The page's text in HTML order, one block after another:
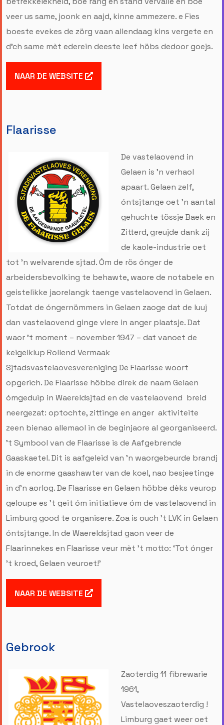
veer us same, joonk en aajd, kinne ammezere. e Fies
boeste evekes de zörg vaan allendaag kins vergete en
d’ch same mèt ederein deeste leef höbs dedoor goejs.
NAAR DE WEBSITE
Flaarisse
De vastelaovend in
Gelaen is ’n verhaol
apaart. Gelaen zelf,
óntsjtange oet ’n aantal
gehuchte tössje Baek en
Zitterd, greujde dank zij
de kaole-industrie oet
tot ’n welvarende sjtad. Óm de rös ónger de
arbeidersbevolking te behawte, waore de notabele en
geistelikke jaorelangk taenge vastelaovend in Gelaen.
Totdat de óngernömmers in Gelaen zaoge dat de luuj
dan vastelaovend ginge viere in anger plaatsje. Dat
waor ’t moment – november 1947 – dat vanoet de
keigelklup Rollend Vermaak
Sjtadsvastelaovesvereniging De Flaarisse woort
opgerich. De Flaarisse höbbe direk de naam Gelaen
ómgeduip in Waereldsjtad en de vastelaovend breid
neergezat: optochte, zittinge en anger aktiviteite
zeen bienao allemaol in de beginjaore al georganiseerd.
’t Symbool van de Flaarisse is de Aafgebrende
Gaaskaetel. Dit is aafgeleid van ’n waorgebeurde brandj
in de enorme gaashawter van de koel, nao besjeetinge
in d’n aorlog. De Flaarisse en Gelaen höbbe dèks veurop
geloupe es ’t geit óm initiatieve óm de vastelaovend in
Limburg good te organisere. Zoa is ouch ’t LVK in Gelaen
óntsjtange. In de Waereldsjtad gaon veer de
Flaarinnekes en Flaarisse veur mèt ’t motto: ‘Tot ónger
’t kroed, Gelaen veuroet!’
NAAR DE WEBSITE
Gebrook
Zaoterdig 11 fibrewarie
1961,
Vastelaoveszaoterdig !
Limburg gaet weer oet